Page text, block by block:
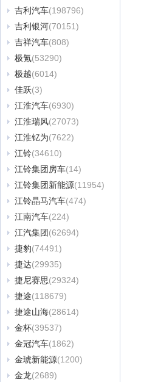
吉利汽车(198796)
吉利银河(70151)
吉祥汽车(808)
极氪(53290)
极越(6014)
佳跃(3)
江淮汽车(6930)
江淮瑞风(27073)
江淮钇为(7622)
江铃(34610)
江铃集团房车(14)
江铃集团新能源(11954)
江铃晶马汽车(474)
江南汽车(224)
江汽集团(62694)
捷豹(74491)
捷达(29935)
捷尼赛思(29324)
捷途(118679)
捷途山海(28614)
金杯(39537)
金冠汽车(1862)
金琥新能源(1200)
金龙(2689)